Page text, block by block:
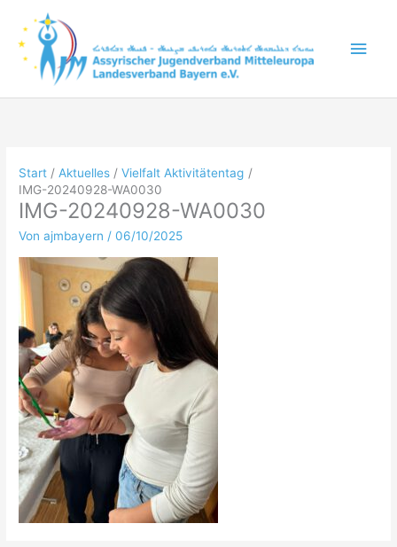
Inhalt
springen
Start Aktuelles
Vielfalt Aktivitätentag
IMG-20240928-WA0030
IMG-20240928-WA0030
Vonajmbayern/06/10/2025